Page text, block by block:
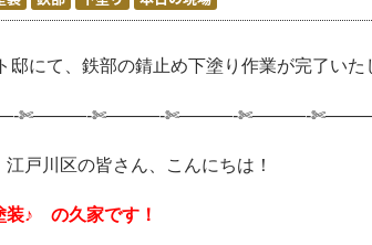
にて、鉄部の錆止め下塗り作業が完了いた
✄———-✄———-✄———-✄———-
戸川区の皆さん、こんにちは！
装♪ の久家です！